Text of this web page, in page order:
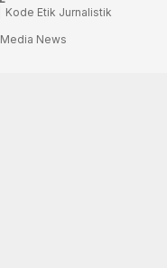
Kode Etik Jurnalistik
News